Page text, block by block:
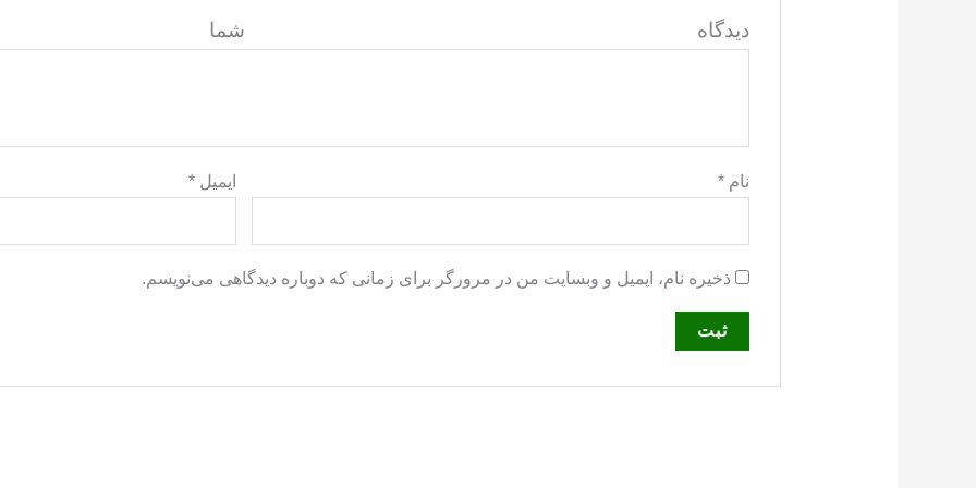
دیدگاه
نام* ایمیل*
ذخیره نام، ایمیل و وبسایت من در مرورگر برای زمانی که دوباره دیدگاهی می‌نویسم.